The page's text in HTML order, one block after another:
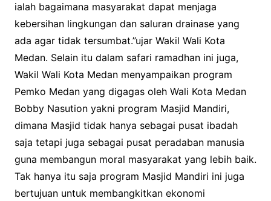
ialah bagaimana masyarakat dapat menjaga
kebersihan lingkungan dan saluran drainase yang
ada agar tidak tersumbat.”ujar Wakil Wali Kota
Medan. Selain itu dalam safari ramadhan ini juga,
Wakil Wali Kota Medan menyampaikan program
Pemko Medan yang digagas oleh Wali Kota Medan
Bobby Nasution yakni program Masjid Mandiri,
dimana Masjid tidak hanya sebagai pusat ibadah
saja tetapi juga sebagai pusat peradaban manusia
guna membangun moral masyarakat yang lebih baik.
Tak hanya itu saja program Masjid Mandiri ini juga
bertujuan untuk membangkitkan ekonomi